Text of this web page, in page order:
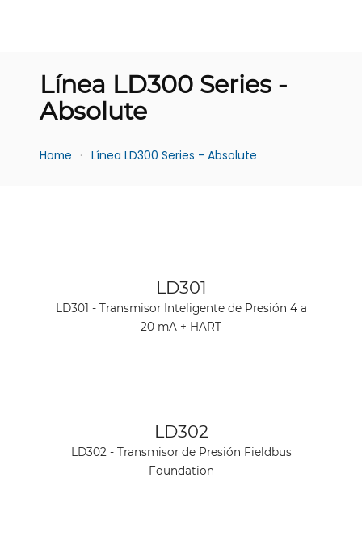
Línea LD300 Series -
Absolute
Home Línea LD300 Series - Absolute
Ver producto
LD301
LD301 - Transmisor Inteligente de Presión 4 a
20 mA + HART
Ver producto
LD302
LD302 - Transmisor de Presión Fieldbus
Foundation